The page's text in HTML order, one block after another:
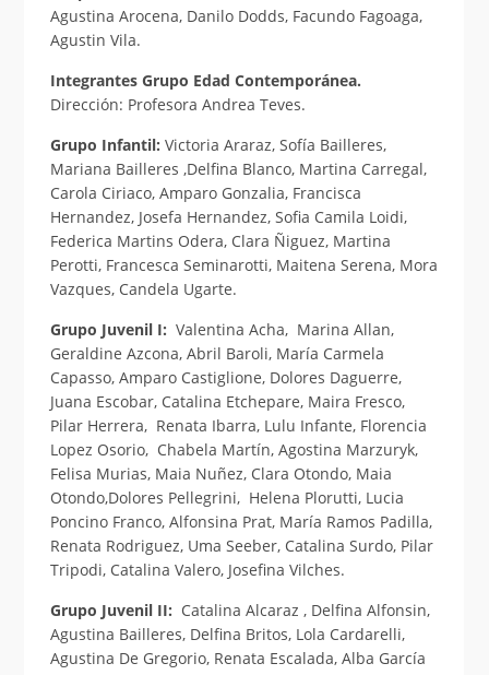
Agustina Arocena, Danilo Dodds, Facundo Fagoaga,
Agustin Vila.
Integrantes Grupo Edad Contemporánea.
Dirección: Profesora Andrea Teves.
Grupo Infantil: Victoria Araraz, Sofía Bailleres,
Mariana Bailleres ,Delfina Blanco, Martina Carregal,
Carola Ciriaco, Amparo Gonzalia, Francisca
Hernandez, Josefa Hernandez, Sofia Camila Loidi,
Federica Martins Odera, Clara Ñiguez, Martina
Perotti, Francesca Seminarotti, Maitena Serena, Mora
Vazques, Candela Ugarte.
Grupo Juvenil I: Valentina Acha, Marina Allan,
Geraldine Azcona, Abril Baroli, María Carmela
Capasso, Amparo Castiglione, Dolores Daguerre,
Juana Escobar, Catalina Etchepare, Maira Fresco,
Pilar Herrera, Renata Ibarra, Lulu Infante, Florencia
Lopez Osorio, Chabela Martín, Agostina Marzuryk,
Felisa Murias, Maia Nuñez, Clara Otondo, Maia
Otondo,Dolores Pellegrini, Helena Plorutti, Lucia
Poncino Franco, Alfonsina Prat, María Ramos Padilla,
Renata Rodriguez, Uma Seeber, Catalina Surdo, Pilar
Tripodi, Catalina Valero, Josefina Vilches.
Grupo Juvenil II: Catalina Alcaraz , Delfina Alfonsin,
Agustina Bailleres, Delfina Britos, Lola Cardarelli,
Agustina De Gregorio, Renata Escalada, Alba García